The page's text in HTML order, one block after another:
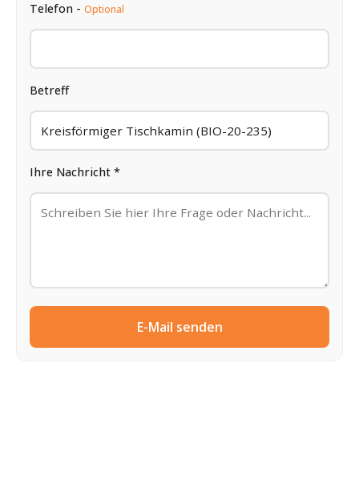
Telefon - Optional
Betreff
Ihre Nachricht *
E-Mail senden